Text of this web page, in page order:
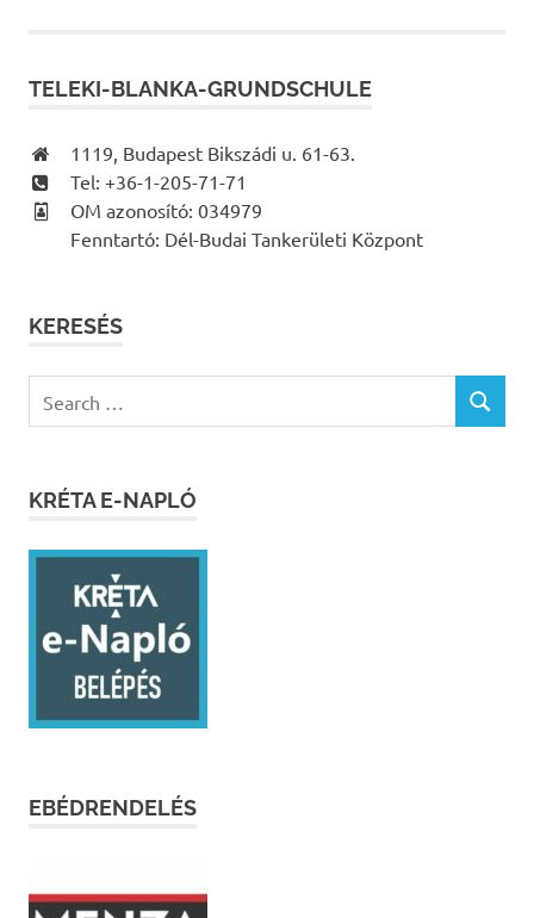
TELEKI-BLANKA-GRUNDSCHULE
1119, Budapest Bikszádi u. 61-63.
Tel: +36-1-205-71-71
OM azonosító: 034979
Fenntartó: Dél-Budai Tankerületi Központ
KERESÉS
for:
SEARCH
KRÉTA E-NAPLÓ
EBÉDRENDELÉS